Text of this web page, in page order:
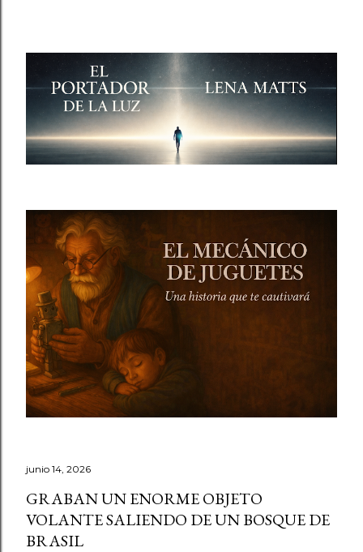
junio 14, 2026
GRABAN UN ENORME OBJETO
VOLANTE SALIENDO DE UN BOSQUE DE
BRASIL